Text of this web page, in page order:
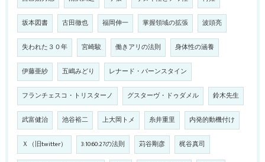
坂本図書 古田徹也 福岡伸一 掌握領域の拡張 波頭亮
失われた３０年 宮崎駿 働きアリの法則 身体性の涵養
伊藤亜紗 五嶋みどり レナード・バーンスタイン
フランチェスコ・トリスターノ グスターヴ・ドゥダメル 鈴木先生
武富健治 池谷裕二 上大岡トメ 糸井重里 内発的動機付け
Ｘ（旧twitter） 3:10:60:27の法則 苅谷剛彦 梶谷真司